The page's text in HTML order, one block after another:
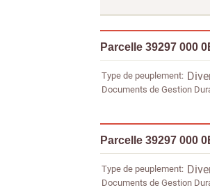
Parcelle 39297 000
Type de peuplement
Documents de Gestion
Parcelle 39297 000
Type de peuplement
Documents de Gestion